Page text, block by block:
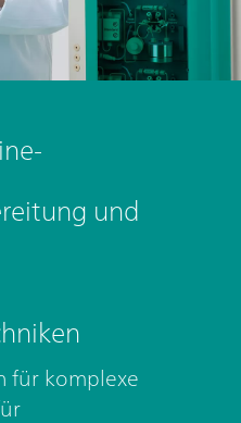
und
für komplexe